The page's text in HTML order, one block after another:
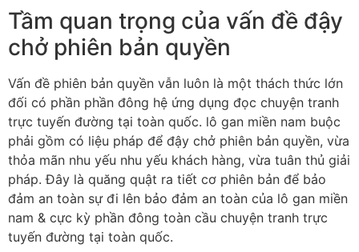
Tầm quan trọng của vấn đề đậy
chở phiên bản quyền
Vấn đề phiên bản quyền vẫn luôn là một thách thức lớn
đối có phần phần đông hệ ứng dụng đọc chuyện tranh
trực tuyến đường tại toàn quốc. lô gan miền nam buộc
phải gồm có liệu pháp để đậy chở phiên bản quyền, vừa
thỏa mãn nhu yếu nhu yếu khách hàng, vừa tuân thủ giải
pháp. Đây là quăng quật ra tiết cơ phiên bản để bảo
đảm an toàn sự đi lên bảo đảm an toàn của lô gan miền
nam & cực kỳ phần đông toàn cầu chuyện tranh trực
tuyến đường tại toàn quốc.